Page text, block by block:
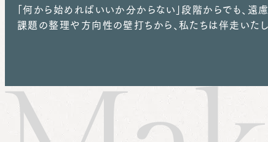
「何から始めればいいか分からない」段階からでも、遠慮
課題の整理や方向性の壁打ちから、私たちは伴走いたし